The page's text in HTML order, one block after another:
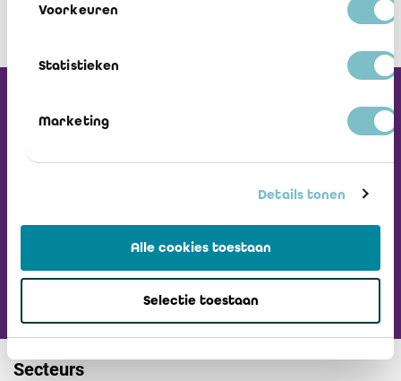
Voorkeuren
Statistieken
Marketing
Details tonen
Alle cookies toestaan
Selectie toestaan
Recevez notre
Newsletter
Secteurs